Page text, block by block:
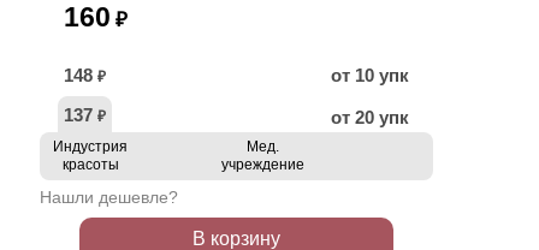
160 ₽
148 ₽
от 10 упк
137 ₽ от 20 упк
Индустрия
красоты
Мед.
учреждение
Нашли дешевле?
В корзину